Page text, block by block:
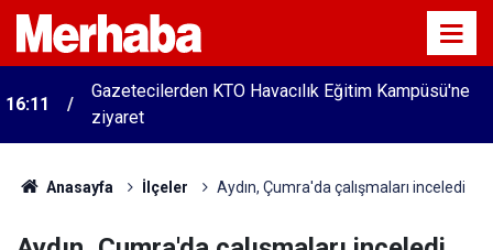
16:11
Gazetecilerden KTO Havacılık Eğitim Kampüsü'ne
ziyaret
Anasayfa İlçeler Aydın, Çumra'da çalışmaları inceledi